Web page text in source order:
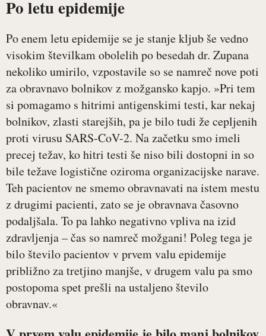
Po letu epidemije
Po enem letu epidemije se je stanje kljub še vedno
visokim številkam obolelih po besedah dr. Zupana
nekoliko umirilo, vzpostavile so se namreč nove poti
za obravnavo bolnikov z možgansko kapjo. »Pri tem
si pomagamo s hitrimi antigenskimi testi, kar nekaj
bolnikov, zlasti starejših, pa je bilo tudi že cepljenih
proti virusu SARS-CoV-2. Na začetku smo imeli
precej težav, ko hitri testi še niso bili dostopni in so
bile težave logistične oziroma organizacijske narave.
Teh pacientov ne smemo obravnavati na istem mestu
z drugimi pacienti, zato se je obravnava časovno
podaljšala. To pa lahko negativno vpliva na izid
zdravljenja – čas so namreč možgani! Poleg tega je
bilo število pacientov v prvem valu epidemije
približno za tretjino manjše, v drugem valu pa smo
postopoma spet prešli na ustaljeno število
obravnav.«